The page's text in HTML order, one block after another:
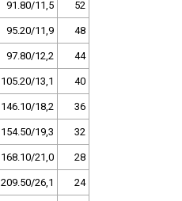
91.80/11,5 52
95.20/11,9 48
97.80/12,2 44
105.20/13,1 40
146.10/18,2 36
154.50/19,3 32
168.10/21,0 28
209.50/26,1 24